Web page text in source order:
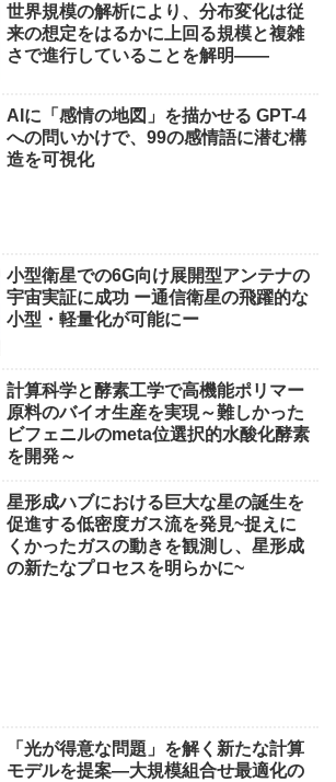
世界規模の解析により、分布変化は従
来の想定をはるかに上回る規模と複雑
さで進行していることを解明――
AIに「感情の地図」を描かせる GPT-4
への問いかけで、99の感情語に潜む構
造を可視化
小型衛星での6G向け展開型アンテナの
宇宙実証に成功 ー通信衛星の飛躍的な
小型・軽量化が可能にー
計算科学と酵素工学で高機能ポリマー
原料のバイオ生産を実現～難しかった
ビフェニルのmeta位選択的水酸化酵素
を開発～
星形成ハブにおける巨大な星の誕生を
促進する低密度ガス流を発見~捉えに
くかったガスの動きを観測し、星形成
の新たなプロセスを明らかに~
「光が得意な問題」を解く新たな計算
モデルを提案―大規模組合せ最適化の